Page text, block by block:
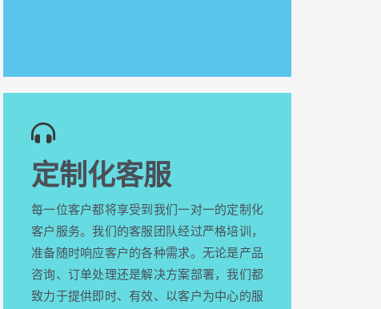
定制化客服
每一位客户都将享受到我们一对一的定制化
客户服务。我们的客服团队经过严格培训，
准备随时响应客户的各种需求。无论是产品
咨询、订单处理还是解决方案部署，我们都
致力于提供即时、有效、以客户为中心的服